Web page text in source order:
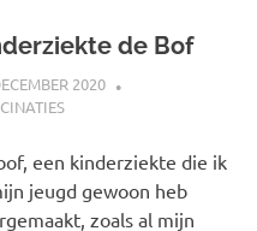
de Bof
2020
een kinderziekte die ik
jeugd gewoon heb
zoals al mijn